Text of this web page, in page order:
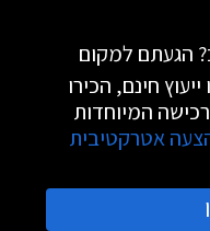
הגעתם למקום
חינם, הכירו
המיוחדות
אטרקטיבית